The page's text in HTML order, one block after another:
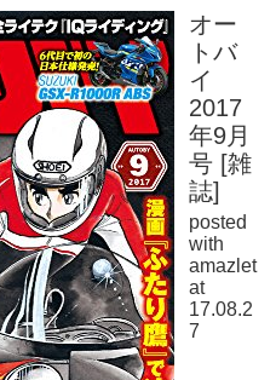
オー
トバ
イ
2017
年9月
号 [雑
誌]
posted
with
amazlet
at
17.08.2
7